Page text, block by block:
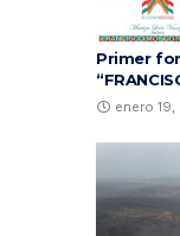
Primer
enero